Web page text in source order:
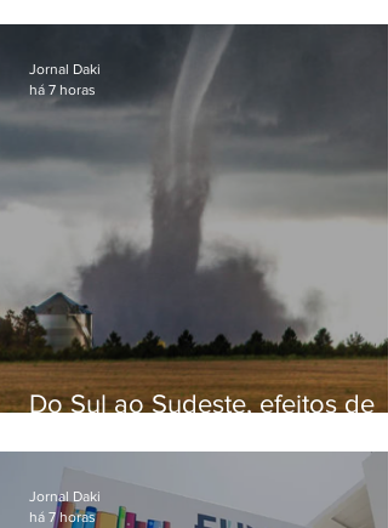
Do Sul ao Sudeste, efeitos de
apreensão na população
Jornal Daki
há 7 horas
Jornal Daki
há 7 horas